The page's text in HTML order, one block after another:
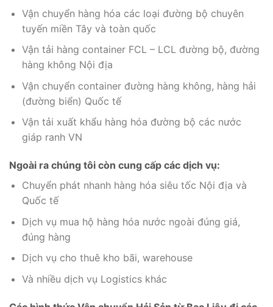
Vận chuyển hàng hóa các loại đường bộ chuyên
tuyến miền Tây và toàn quốc
Vận tải hàng container FCL – LCL đường bộ, đường
hàng không Nội địa
Vận chuyển container đường hàng không, hàng hải
(đường biển) Quốc tế
Vận tải xuất khẩu hàng hóa đường bộ các nước
giáp ranh VN
Ngoài ra chúng tôi còn cung cấp các dịch vụ:
Chuyển phát nhanh hàng hóa siêu tốc Nội địa và
Quốc tế
Dịch vụ mua hộ hàng hóa nước ngoài đúng giá,
đúng hàng
Dịch vụ cho thuê kho bãi, warehouse
Và nhiều dịch vụ Logistics khác